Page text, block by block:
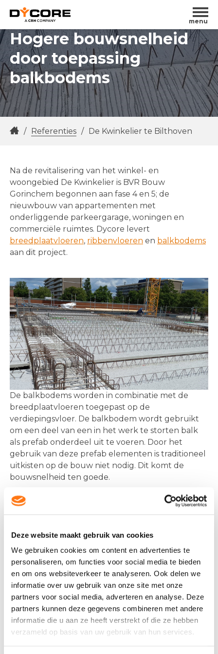
Deze website maakt gebruik van cookies
We gebruiken cookies om content en advertenties te
personaliseren, om functies voor social media te bieden
en om ons websiteverkeer te analyseren. Ook delen we
informatie over uw gebruik van onze site met onze
partners voor social media, adverteren en analyse. Deze
partners kunnen deze gegevens combineren met andere
informatie die u aan ze heeft verstrekt of die ze hebben
verzameld op basis van uw gebruik van hun services.
menu
Hogere bouwsnelheid
door toepassing
balkbodems
/ Referenties / De Kwinkelier te Bilthoven
Na de revitalisering van het winkel- en
woongebied De Kwinkelier is BVR Bouw
Gorinchem begonnen aan fase 4 en 5; de
nieuwbouw van appartementen met
onderliggende parkeergarage, woningen en
commerciële ruimtes. Dycore levert
breedplaatvloeren, ribbenvloeren en balkbodems
aan dit project.
De balkbodems worden in combinatie met de
breedplaatvloeren toegepast op de
verdiepingsvloer. De balkbodem wordt gebruikt
om een deel van een in het werk te storten balk
als prefab onderdeel uit te voeren. Door het
gebruik van deze prefab elementen is traditioneel
uitkisten op de bouw niet nodig. Dit komt de
bouwsnelheid ten goede.
In totaal omvatten de laatste fases van het project
24 huurappartementen, 7 grondgebonden